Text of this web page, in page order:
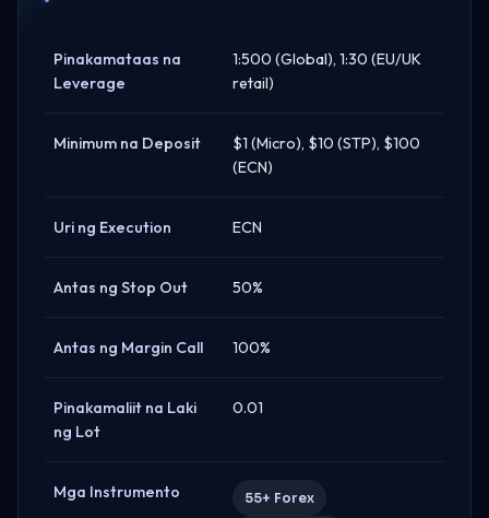
Pinakamataas na
Leverage
1:500 (Global), 1:30 (EU/UK
retail)
Minimum na Deposit
$1 (Micro), $10 (STP), $100
(ECN)
Uri ng Execution ECN
Antas ng Stop Out 50%
Antas ng Margin Call 100%
Pinakamaliit na Laki
ng Lot
0.01
Mga Instrumento 55+ Forex